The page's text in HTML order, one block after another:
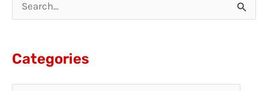
Categories